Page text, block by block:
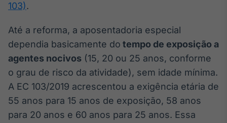
noticiosos
Soluções de
Tecnologia
Broadcast
Radar
Monitoramento
inteligente de
notícias e
conteúdos
103).
Até a reforma, a aposentadoria especial
dependia basicamente do tempo de exposição a
agentes nocivos (15, 20 ou 25 anos, conforme
o grau de risco da atividade), sem idade mínima.
A EC 103/2019 acrescentou a exigência etária de
55 anos para 15 anos de exposição, 58 anos
para 20 anos e 60 anos para 25 anos. Essa